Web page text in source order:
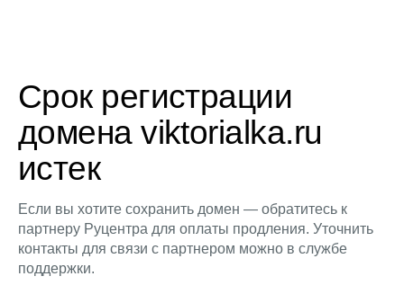
Срок регистрации
домена viktorialka.ru
истек
Если вы хотите сохранить домен — обратитесь к
партнеру Руцентра для оплаты продления. Уточнить
контакты для связи с партнером можно в службе
поддержки.